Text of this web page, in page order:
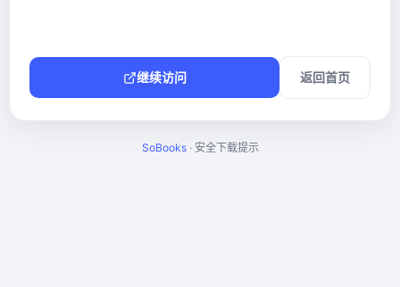
继续访问 返回首页
SoBooks· 安全下载提示